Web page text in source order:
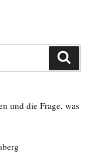
und die Frage, was